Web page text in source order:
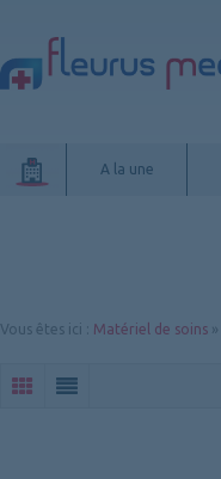
A la une
Vous êtes ici Matériel de soins »